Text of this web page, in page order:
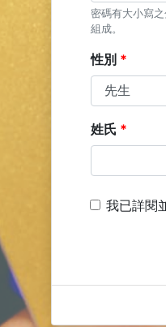
密碼有大小寫
組成。
性別
姓氏
我已詳閱